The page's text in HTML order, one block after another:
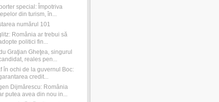
special: Împotriva
din turism, în...
numărul 101
România ar trebui să
politici fin...
Graţian Gheţea, singurul
reales pen...
în ochi de la guvernul Boc:
credit...
Dijmărescu: România
putea avea din nou in...